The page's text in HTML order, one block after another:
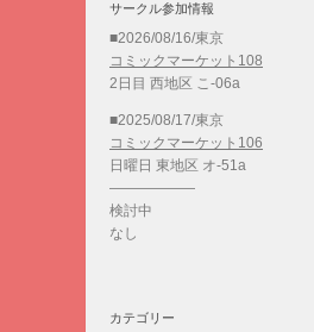
サークル参加情報
■2026/08/16/東京
コミックマーケット108
2日目 西地区 こ-06a
■2025/08/17/東京
コミックマーケット106
日曜日 東地区 オ-51a
——————
検討中
なし
カテゴリー